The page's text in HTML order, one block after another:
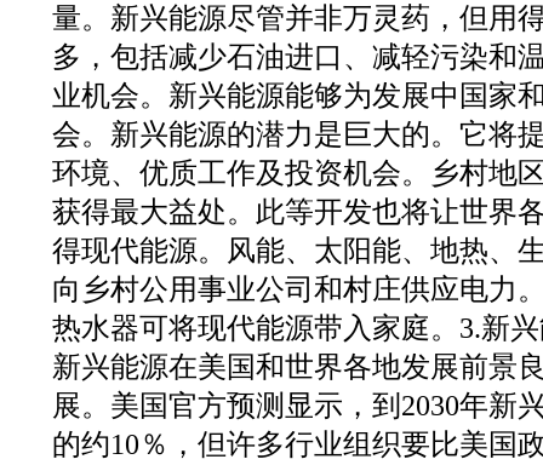
量。新兴能源尽管并非万灵药，但用
多，包括减少石油进口、减轻污染和
业机会。新兴能源能够为发展中国家
会。新兴能源的潜力是巨大的。它将
环境、优质工作及投资机会。乡村地
获得最大益处。此等开发也将让世界
得现代能源。风能、太阳能、地热、
向乡村公用事业公司和村庄供应电力
热水器可将现代能源带入家庭。3.新
新兴能源在美国和世界各地发展前景
展。美国官方预测显示，到2030年新
的约10％，但许多行业组织要比美国